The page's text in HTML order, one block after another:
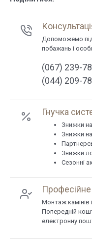
Допоможемо
побажань і
(067) 239-
(044) 209-
Гнучка
Знижки
Знижки
Знижки
Сезонні
Монтаж камінів
Попередній
електронну